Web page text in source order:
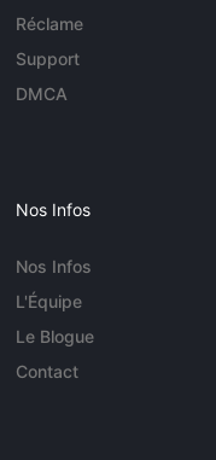
Réclame
Support
DMCA
Nos Infos
Nos Infos
L'Équipe
Le Blogue
Contact